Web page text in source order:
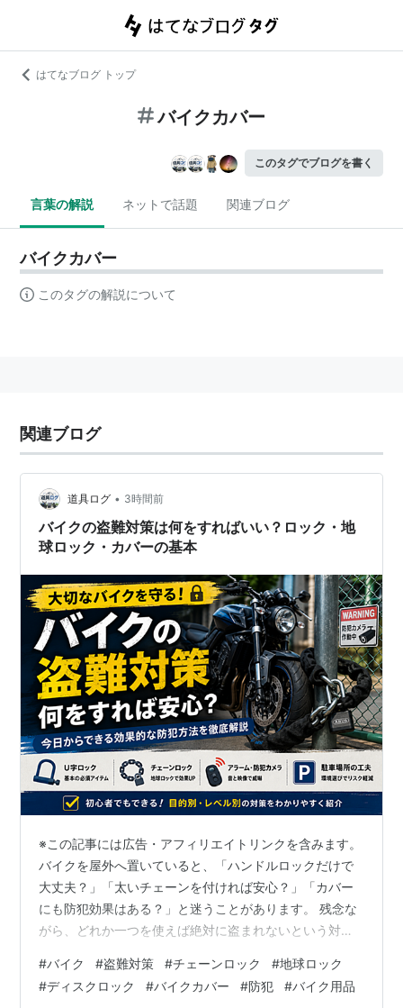
はてなブログ トップ
バイクカバー
このタグでブログを書く
言葉の解説 ネットで話題 関連ブログ
バイクカバー
このタグの解説について
関連ブログ
道具ログ • 3時間前
バイクの盗難対策は何をすればいい？ロック・地
球ロック・カバーの基本
※この記事には広告・アフィリエイトリンクを含みます。
バイクを屋外へ置いていると、「ハンドルロックだけで
大丈夫？」「太いチェーンを付ければ安心？」「カバー
にも防犯効果はある？」と迷うことがあります。 残念な
がら、どれか一つを使えば絶対に盗まれないという対策
単に動かせなくする、固定物へつなぐ、異常へ気づきや
すくするという役割の違う対策を重ねることです。 この
#バイク #盗難対策 #チェーンロック #地球ロック
#ディスクロック #バイクカバー #防犯 #バイク用品